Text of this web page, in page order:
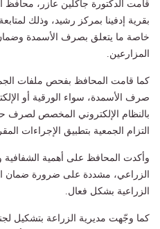
قامت الدكتورة جاكلين عازر، محافظ
بقرية إدفينا بمركز رشيد، وذلك
خاصة ما يتعلق بصرف الأسمدة
المزارعين.
كما قامت المحافظ بفحص ملفات
صرف الأسمدة، سواء الورقية أو
بالنظام الإلكتروني المخصص لصرف
التزام الجمعية بتطبيق الإجراءات
وأكدت المحافظ على أهمية
الزراعي، مشددة على ضرورة ضمان
الزراعية بشكل فعال.
كما وجّهت مديرية الزراعة بتشكيل